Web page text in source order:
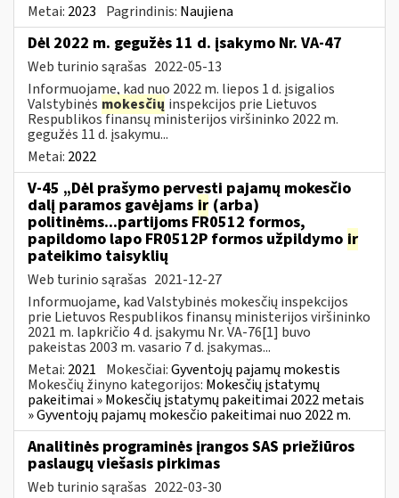
Metai: 2023 Pagrindinis: Naujiena
Dėl 2022 m. gegužės 11 d. įsakymo Nr. VA-47
Web turinio sąrašas 2022-05-13
Informuojame, kad nuo 2022 m. liepos 1 d. įsigalios
Valstybinės mokesčių inspekcijos prie Lietuvos
Respublikos finansų ministerijos viršininko 2022 m.
gegužės 11 d. įsakymu...
Metai: 2022
V-45 „Dėl prašymo pervesti pajamų mokesčio
dalį paramos gavėjams ir (arba)
politinėms...partijoms FR0512 formos,
papildomo lapo FR0512P formos užpildymo ir
pateikimo taisyklių
Web turinio sąrašas 2021-12-27
Informuojame, kad Valstybinės mokesčių inspekcijos
prie Lietuvos Respublikos finansų ministerijos viršininko
2021 m. lapkričio 4 d. įsakymu Nr. VA-76[1] buvo
pakeistas 2003 m. vasario 7 d. įsakymas...
Metai: 2021 Mokesčiai:Gyventojų pajamų mokestis
Mokesčių žinyno kategorijos: Mokesčių įstatymų
pakeitimai » Mokesčių įstatymų pakeitimai 2022 metais
» Gyventojų pajamų mokesčio pakeitimai nuo 2022 m.
Analitinės programinės įrangos SAS priežiūros
paslaugų viešasis pirkimas
Web turinio sąrašas 2022-03-30